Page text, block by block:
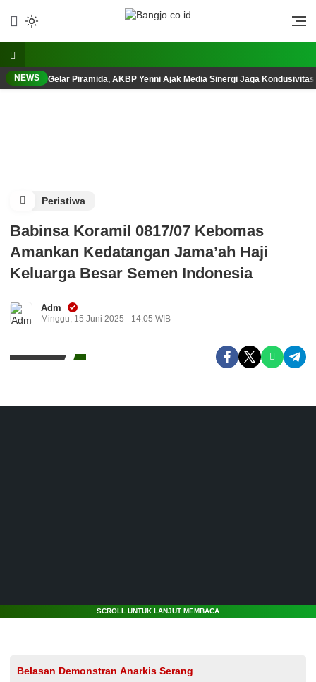
NEWS Gelar Piramida, AKBP Yenni Ajak Media Sinergi Jaga
Peristiwa
Babinsa Koramil 0817/07 Kebomas
Amankan Kedatangan Jama’ah Haji
Keluarga Besar Semen Indonesia
Adm
Minggu, 15 Juni 2025 - 14:05 WIB
SCROLL UNTUK LANJUT MEMBACA
Belasan Demonstran Anarkis Serang